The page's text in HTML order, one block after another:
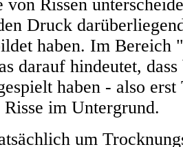
von Rissen
Druck
haben. Im Bereich
darauf hindeutet, dass
haben - also erst
Risse im Untergrund.
um